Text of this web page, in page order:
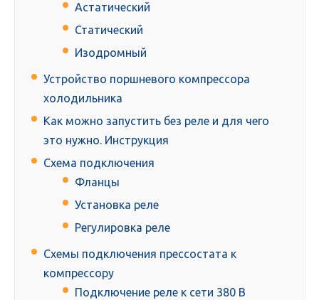
Астатический
Статический
Изодромный
Устройство поршневого компрессора
холодильника
Как можно запустить без реле и для чего
это нужно. Инструкция
Схема подключения
Фланцы
Установка реле
Регулировка реле
Схемы подключения прессостата к
компрессору
Подключение реле к сети 380 В